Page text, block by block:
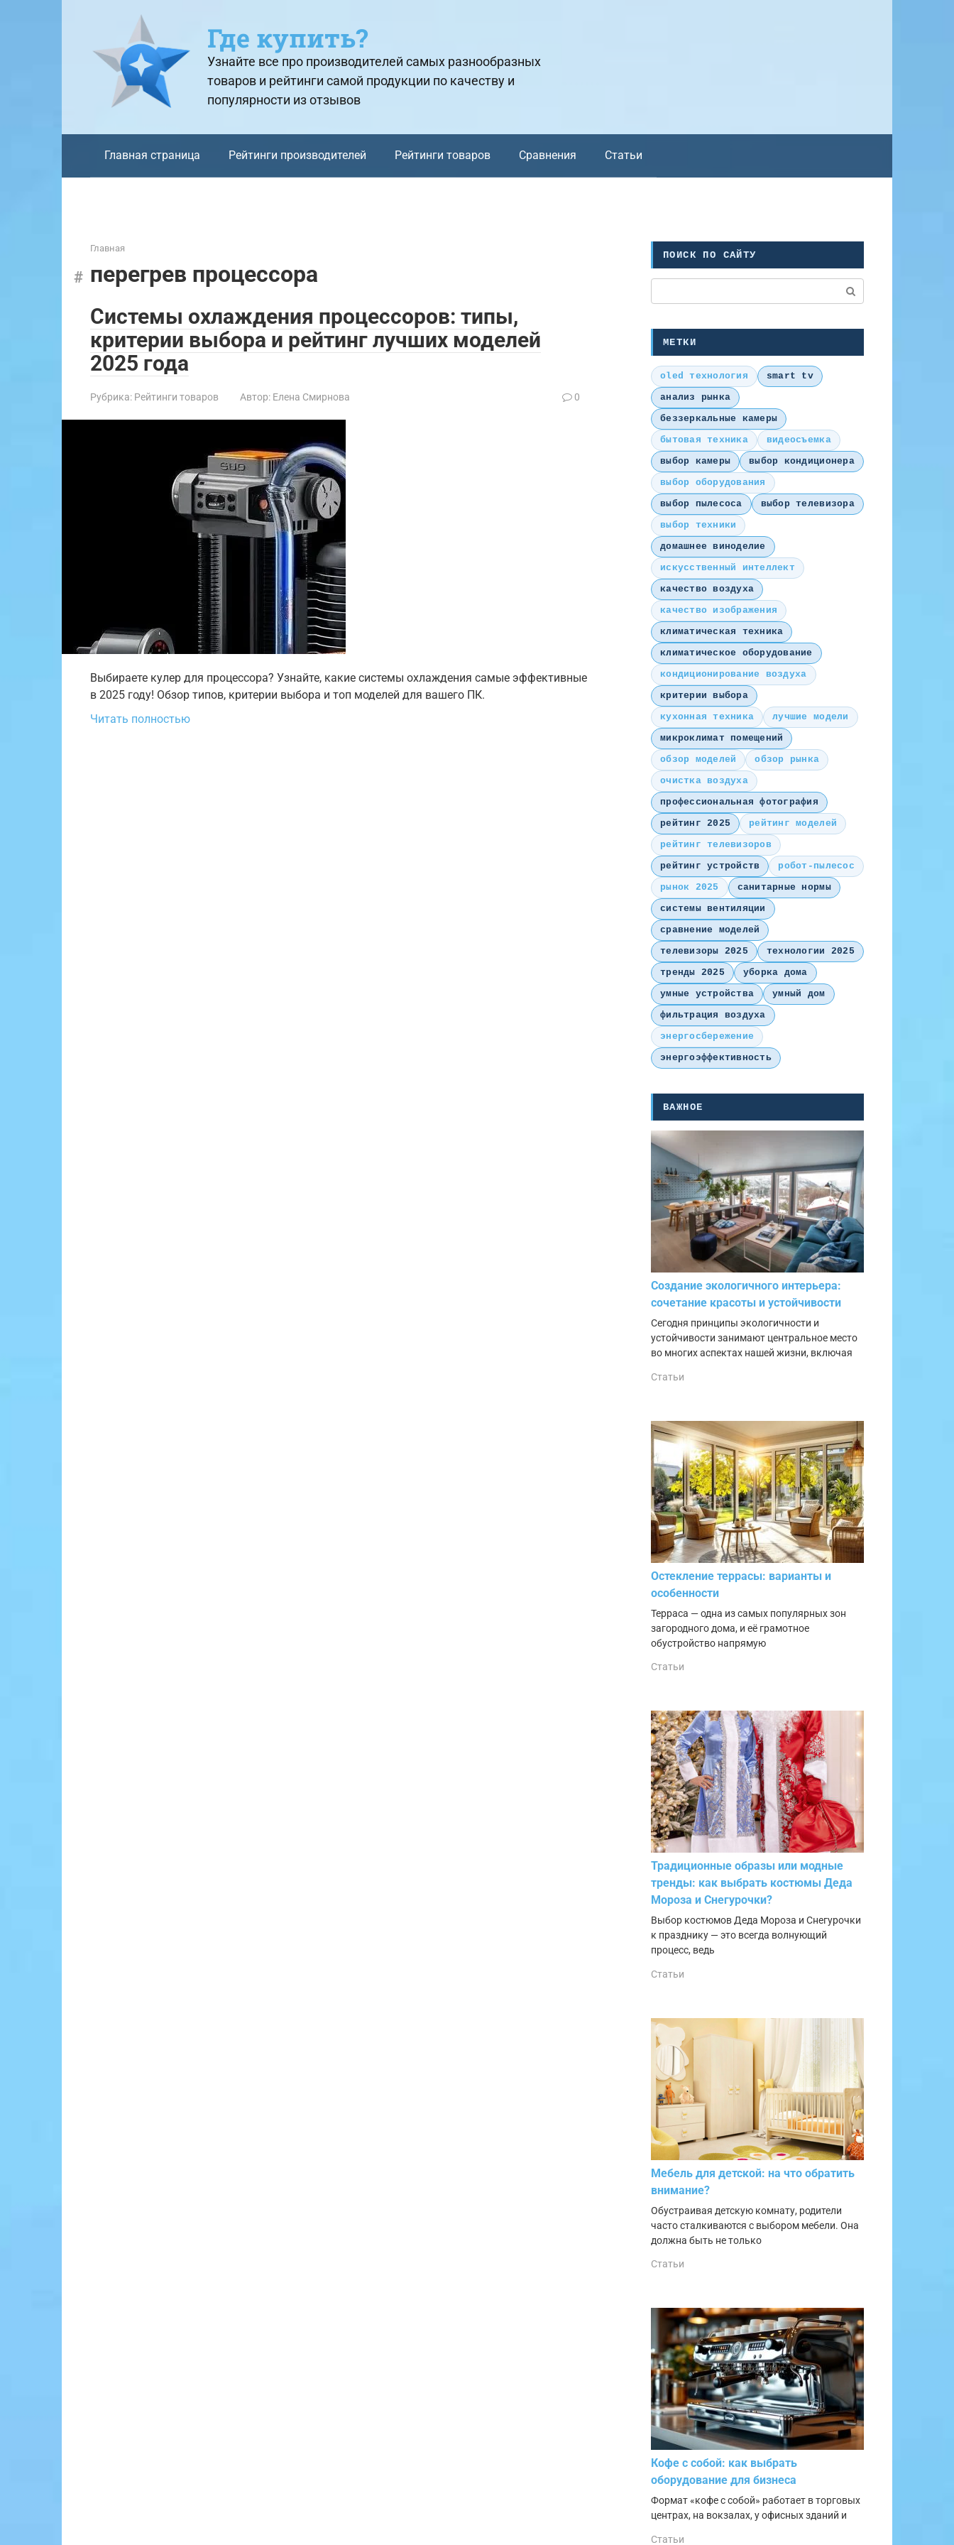
Где купить?
Узнайте все про производителей самых разнообразных
товаров и рейтинги самой продукции по качеству и
популярности из отзывов
Главная страница Рейтинги производителей Рейтинги товаров Сравнения Статьи
Главная
перегрев процессора
Системы охлаждения процессоров: типы,
критерии выбора и рейтинг лучших моделей
2025 года
Рубрика: Рейтинги товаров Автор: Елена Смирнова 0
Выбираете кулер для процессора? Узнайте, какие системы охлаждения самые эффективные
в 2025 году! Обзор типов, критерии выбора и топ моделей для вашего ПК.
Читать полностью
ПОИСК ПО САЙТУ
МЕТКИ
oled технология
smart tv
анализ рынка
беззеркальные камеры
бытовая техника
видеосъемка
выбор камеры
выбор кондиционера
выбор оборудования
выбор пылесоса
выбор телевизора
выбор техники
домашнее виноделие
искусственный интеллект
качество воздуха
качество изображения
климатическая техника
климатическое оборудование
кондиционирование воздуха
критерии выбора
кухонная техника
лучшие модели
микроклимат помещений
обзор моделей
обзор рынка
очистка воздуха
профессиональная фотография
рейтинг 2025
рейтинг моделей
рейтинг телевизоров
рейтинг устройств
робот-пылесос
рынок 2025
санитарные нормы
системы вентиляции
сравнение моделей
телевизоры 2025
технологии 2025
тренды 2025
уборка дома
умные устройства
умный дом
фильтрация воздуха
энергосбережение
энергоэффективность
ВАЖНОЕ
Создание экологичного интерьера:
сочетание красоты и устойчивости
Сегодня принципы экологичности и
устойчивости занимают центральное место
во многих аспектах нашей жизни, включая
Статьи
Остекление террасы: варианты и
особенности
Терраса — одна из самых популярных зон
загородного дома, и её грамотное
обустройство напрямую
Статьи
Традиционные образы или модные
тренды: как выбрать костюмы Деда
Мороза и Снегурочки?
Выбор костюмов Деда Мороза и Снегурочки
к празднику — это всегда волнующий
процесс, ведь
Статьи
Мебель для детской: на что обратить
внимание?
Обустраивая детскую комнату, родители
часто сталкиваются с выбором мебели. Она
должна быть не только
Статьи
Кофе с собой: как выбрать
оборудование для бизнеса
Формат «кофе с собой» работает в торговых
центрах, на вокзалах, у офисных зданий и
Статьи